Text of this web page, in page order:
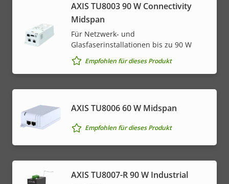
AXIS TU8003 90 W Connectivity
Midspan
Für Netzwerk- und
Glasfaserinstallationen bis zu 90 W
Empfohlen für dieses Produkt
AXIS TU8006 60 W Midspan
Empfohlen für dieses Produkt
AXIS TU8007-R 90 W Industrial